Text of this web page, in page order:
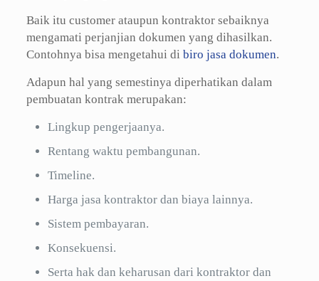
Baik itu customer ataupun kontraktor sebaiknya
mengamati perjanjian dokumen yang dihasilkan.
Contohnya bisa mengetahui di biro jasa dokumen.
Adapun hal yang semestinya diperhatikan dalam
pembuatan kontrak merupakan:
Lingkup pengerjaanya.
Rentang waktu pembangunan.
Timeline.
Harga jasa kontraktor dan biaya lainnya.
Sistem pembayaran.
Konsekuensi.
Serta hak dan keharusan dari kontraktor dan